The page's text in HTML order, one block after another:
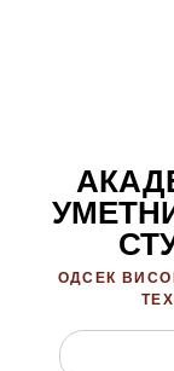
ОДСЕК
Search
for: